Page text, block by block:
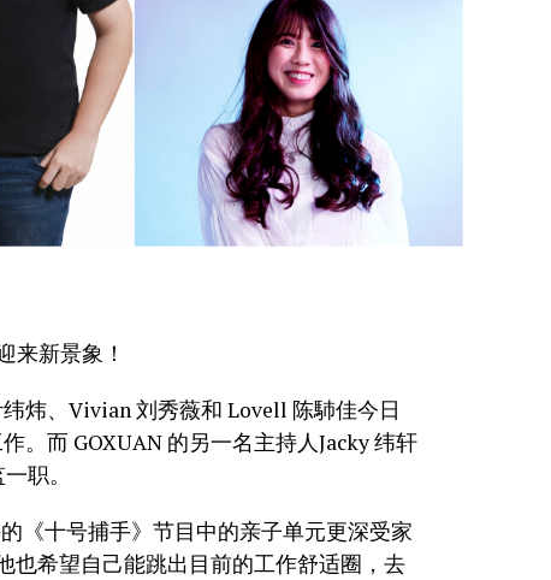
来新景象！
炜、Vivian 刘秀薇和 Lovell 陈馷佳今日
。而 GOXUAN 的另一名主持人Jacky 纬轩
职。
《十号捕手》节目中的亲子单元更深受家
也希望自己能跳出目前的工作舒适圈，去